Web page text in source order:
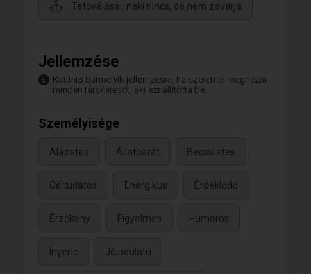
Tetoválásai: neki nincs, de nem zavarja
Jellemzése
Kattints bármelyik jellemzésre, ha szeretnél megnézni
minden társkeresőt, aki ezt állította be.
Személyisége
Alázatos Állatbarát Becsületes
Céltudatos Energikus Érdeklődő
Érzékeny Figyelmes Humoros
Ínyenc Jóindulatú